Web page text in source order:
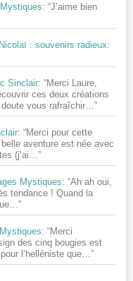
: “J’aime bien
: souvenirs radieux:
Sinclair: “Merci Laure,
ces deux créations
vous rafraîchir… ”
: “Merci pour cette
aventure est née avec
(j’ai…”
Mystiques: “Ah ah oui,
tendance ! Quand la
”
: “Merci
des cinq bougies est
l’helléniste que…”